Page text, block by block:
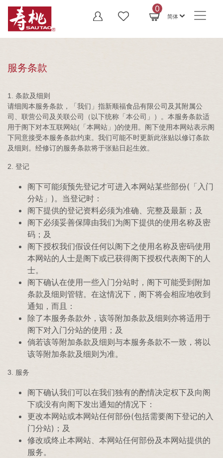
0
简体
服务条款
1. 条款及细则
请细阅本服务条款，「我们」指新顺福食品有限公司及其附属公
司、联营公司及关联公司（以下统称「本公司」）。本服务条款适
用于阁下对本互联网站(「本网站」)的使用。阁下使用本网站表示阁
下同意接受本服务条款约束。我们可能不时更新此张贴以修订条款
及细则。经修订的服务条款将于张贴日起生效。
2. 登记
阁下可能须预先登记才可进入本网站某些部份(「入门
分站」)。当登记时：
阁下提供的登记资料必须为准确、完整及最新；及
阁下必须妥善保障由我们为阁下提供的使用名称及密
码；及
阁下授权我们假设任何以阁下之使用名称及密码使用
本网站的人士是阁下或已获得阁下授权代表阁下的人
士。
阁下确认在使用一些入门分站时，阁下可能受到附加
条款及细则管辖。在这情况下，阁下将会相应地收到
通知，而且：
除了本服务条款外，该等附加条款及细则亦将适用于
阁下对入门分站的使用；及
倘若该等附加条款及细则与本服务条款不一致，将以
该等附加条款及细则为准。
3. 服务
阁下确认我们可以在我们独有的酌情决定权下及向阁
下或没有向阁下发出通知的情况下：
更改本网站或本网站任何部份(包括需要阁下登记的入
门分站)；及
修改或终止本网站、本网站任何部份及本网站提供的
服务。